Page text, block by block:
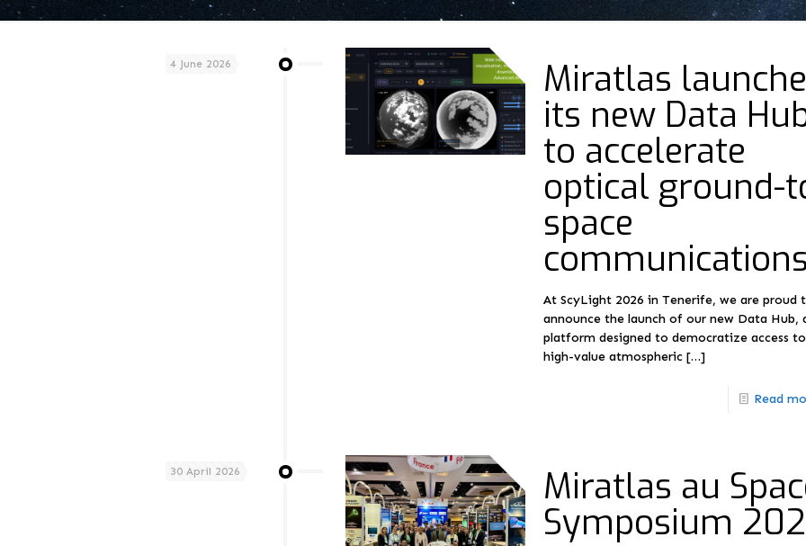
4 June 2026
Miratlas
its new Data
to accelerate
optical ground-
space
communications
At ScyLight 2026 in Tenerife, we are proud
announce the launch of our new Data Hub,
platform designed to democratize access to
high-value atmospheric […]
Read
30 April 2026
Miratlas au
Symposium